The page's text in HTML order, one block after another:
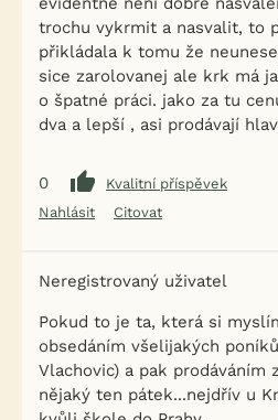
trochu vykrmit a nasvalit, to
přikládala k tomu že
sice zarolovanej ale krk má
o špatné práci. jako za tu
dva a lepší , asi prodávají
0
Kvalitní příspěvek
Nahlásit
Citovat
Neregistrovaný uživatel
Pokud to je ta, která si
obsedáním všelijakých
Vlachovic) a pak prodáváním
nějaký ten pátek...nejdřív u